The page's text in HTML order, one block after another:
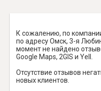
К сожалению, по
по адресу Омск, 3-я
момент не найдено
Google Maps, 2GIS и Yell.
Отсутствие отзывов
новых клиентов.